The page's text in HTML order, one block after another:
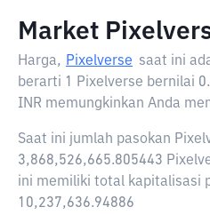
Market
Harga, Pixelverse saat ini
berarti 1 Pixelverse bernilai
INR memungkinkan Anda
Saat ini jumlah pasokan
3,868,526,665.805443
ini memiliki total kapitalisasi
10,237,636.94886